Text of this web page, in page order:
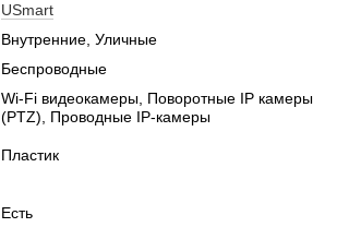
USmart
Внутренние, Уличные
Беспроводные
Wi-Fi видеокамеры, Поворотные IP камеры
(PTZ), Проводные IP-камеры
Пластик
Есть